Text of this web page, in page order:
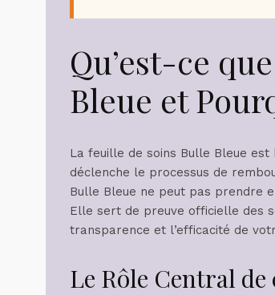
Qu’est-ce
Bleue et
La feuille de soins Bulle Bleue est
déclenche le processus de
Bulle Bleue ne peut pas prendre
Elle sert de preuve officielle des
transparence et l’efficacité de
Le Rôle Central